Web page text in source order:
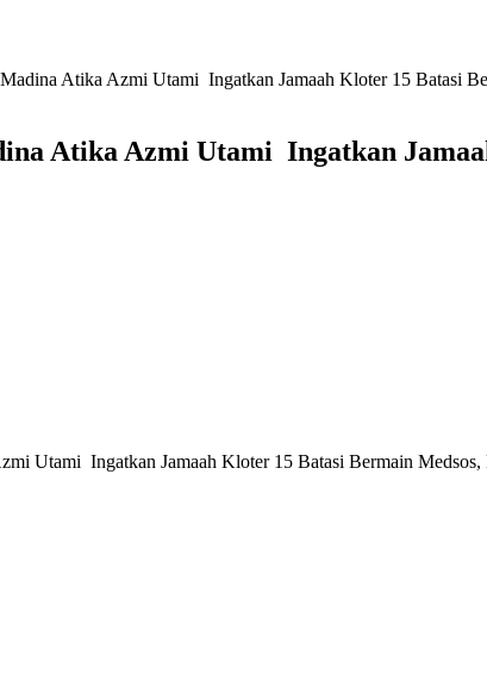
Atika Azmi Utami Ingatkan Jamaah Kloter 15 Batasi
Atika Azmi Utami Ingatkan
Utami Ingatkan Jamaah Kloter 15 Batasi Bermain Medsos,